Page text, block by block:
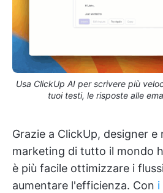
Usa ClickUp AI per scrivere più
tuoi testi, le risposte alle
Grazie a ClickUp, designer e
marketing di tutto il mondo
è più facile ottimizzare i
aumentare l'efficienza. Con i